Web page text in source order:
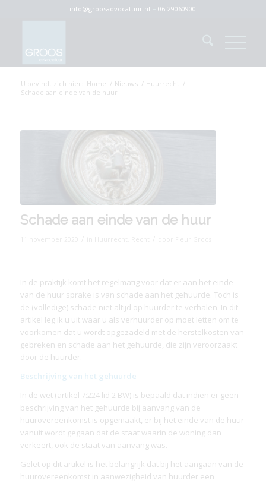
info@groosadvocatuur.nl –06-29060900
U bevindt zich hier: Home / Nieuws / Huurrecht /
Schade aan einde van de huur
Schade aan einde van de huur
In de praktijk komt het regelmatig voor dat er aan het einde
van de huur sprake is van schade aan het gehuurde. Toch is
de (volledige) schade niet altijd op huurder te verhalen. In dit
artikel leg ik u uit waar u als verhuurder op moet letten om te
voorkomen dat u wordt opgezadeld met de herstelkosten van
gebreken en schade aan het gehuurde, die zijn veroorzaakt
door de huurder.
Beschrijving van het gehuurde
In de wet (artikel 7:224 lid 2 BW) is bepaald dat indien er geen
beschrijving van het gehuurde bij aanvang van de
huurovereenkomst is opgemaakt, er bij het einde van de huur
vanuit wordt gegaan dat de staat waarin de woning dan
verkeert, ook de staat van aanvang was.
Gelet op dit artikel is het belangrijk dat bij het aangaan van de
huurovereenkomst in aanwezigheid van huurder een